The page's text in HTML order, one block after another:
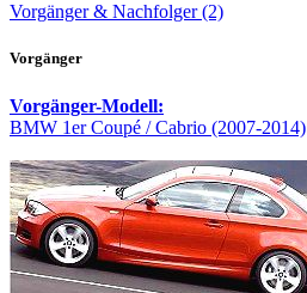
Vorgänger & Nachfolger (2)
Vorgänger
Vorgänger-Modell:
BMW 1er Coupé / Cabrio (2007-2014)